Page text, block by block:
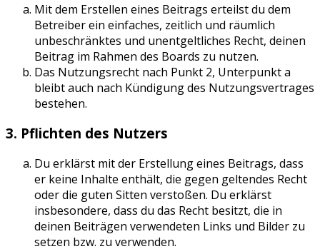
Mit dem Erstellen eines Beitrags erteilst du dem
Betreiber ein einfaches, zeitlich und räumlich
unbeschränktes und unentgeltliches Recht, deinen
Beitrag im Rahmen des Boards zu nutzen.
Das Nutzungsrecht nach Punkt 2, Unterpunkt a
bleibt auch nach Kündigung des Nutzungsvertrages
bestehen.
3. Pflichten des Nutzers
Du erklärst mit der Erstellung eines Beitrags, dass
er keine Inhalte enthält, die gegen geltendes Recht
oder die guten Sitten verstoßen. Du erklärst
insbesondere, dass du das Recht besitzt, die in
deinen Beiträgen verwendeten Links und Bilder zu
setzen bzw. zu verwenden.